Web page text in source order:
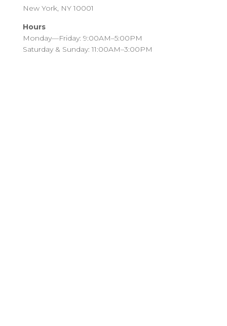
New York, NY 10001
Hours
Monday—Friday: 9:00AM–5:00PM
Saturday & Sunday: 11:00AM–3:00PM